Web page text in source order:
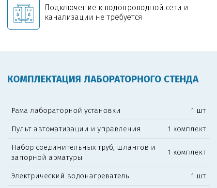
Подключение к водопроводной сети и
канализации не требуется
КОМПЛЕКТАЦИЯ ЛАБОРАТОРНОГО СТЕНДА
Рама лабораторной установки 1 шт
Пульт автоматизации и управления 1 комплект
Набор соединительных труб, шлангов и
запорной арматуры
1 комплект
Электрический водонагреватель 1 шт